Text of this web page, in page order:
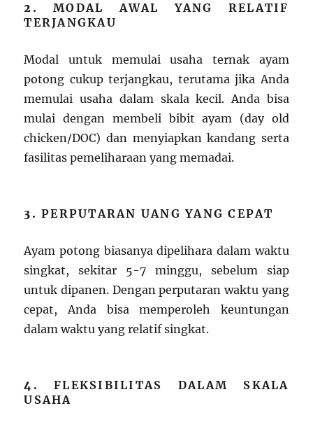
2.MODAL AWAL YANG RELATIF
TERJANGKAU
Modal untuk memulai usaha ternak ayam
potong cukup terjangkau, terutama jika Anda
memulai usaha dalam skala kecil. Anda bisa
mulai dengan membeli bibit ayam (day old
chicken/DOC) dan menyiapkan kandang serta
fasilitas pemeliharaan yang memadai.
3.PERPUTARAN UANG YANG CEPAT
Ayam potong biasanya dipelihara dalam waktu
singkat, sekitar 5-7 minggu, sebelum siap
untuk dipanen. Dengan perputaran waktu yang
cepat, Anda bisa memperoleh keuntungan
dalam waktu yang relatif singkat.
4.FLEKSIBILITAS DALAM SKALA
USAHA